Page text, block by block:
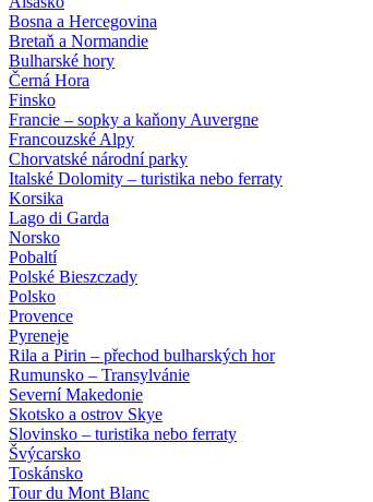
Bosna a Hercegovina
Bretaň a Normandie
Bulharské hory
Černá Hora
Finsko
Francie – sopky a kaňony Auvergne
Francouzské Alpy
Chorvatské národní parky
Italské Dolomity – turistika nebo ferraty
Korsika
Lago di Garda
Norsko
Pobaltí
Polské Bieszczady
Polsko
Provence
Pyreneje
Rila a Pirin – přechod bulharských hor
Rumunsko – Transylvánie
Severní Makedonie
Skotsko a ostrov Skye
Slovinsko – turistika nebo ferraty
Švýcarsko
Toskánsko
Tour du Mont Blanc